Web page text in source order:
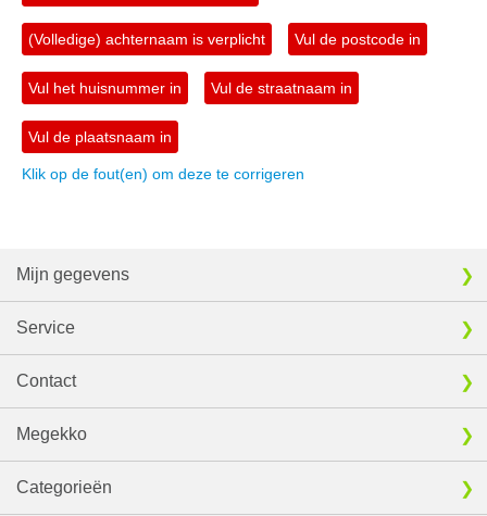
(Volledige) achternaam is verplicht Vul de postcode in
Vul het huisnummer in Vul de straatnaam in
Vul de plaatsnaam in
Klik op de fout(en) om deze te corrigeren
Mijn gegevens
Service
Contact
Megekko
Categorieën